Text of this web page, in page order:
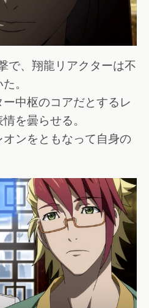
で、翔龍リアクターは不
。
中枢のコアだとするレ
を曇らせる。
ンをともなって自身の